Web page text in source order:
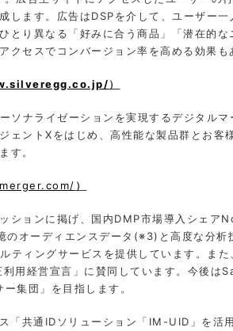
ます。広告はDSPを介して、ユーザー
り異なる「好みに合う商品」「潜在的
セスでコンバージョン率を高める効果も
）
ナライゼーションを実現するデジタルマ
ントXをはじめ、高性能な製品群とお客
す。
）
ションに掲げ、国内DMP市場導入シェ
オーディエンスデータ(※3)と高度な分析
ィングサービスを提供しています。ま
利用経営宣言」に賛同しています。今
集団」を目指します。
共通IDソリューション「IM-UID」を活